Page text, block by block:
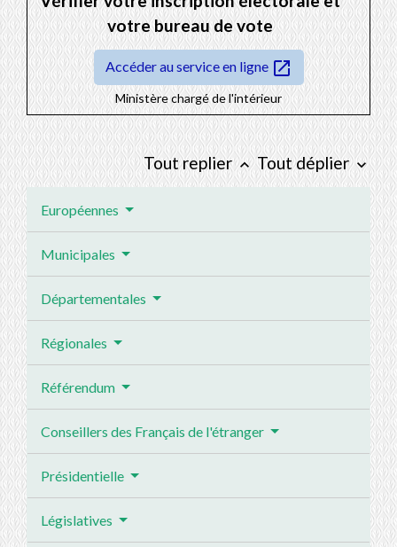
votre bureau de vote
Accéder au service en ligne open_in_new
Ministère chargé de l'intérieur
Tout replierkeyboard_arrow_up Tout déplier keyboard_arrow_down
Européennes
Municipales
Départementales
Régionales
Référendum
Conseillers des Français de l'étranger
Présidentielle
Législatives